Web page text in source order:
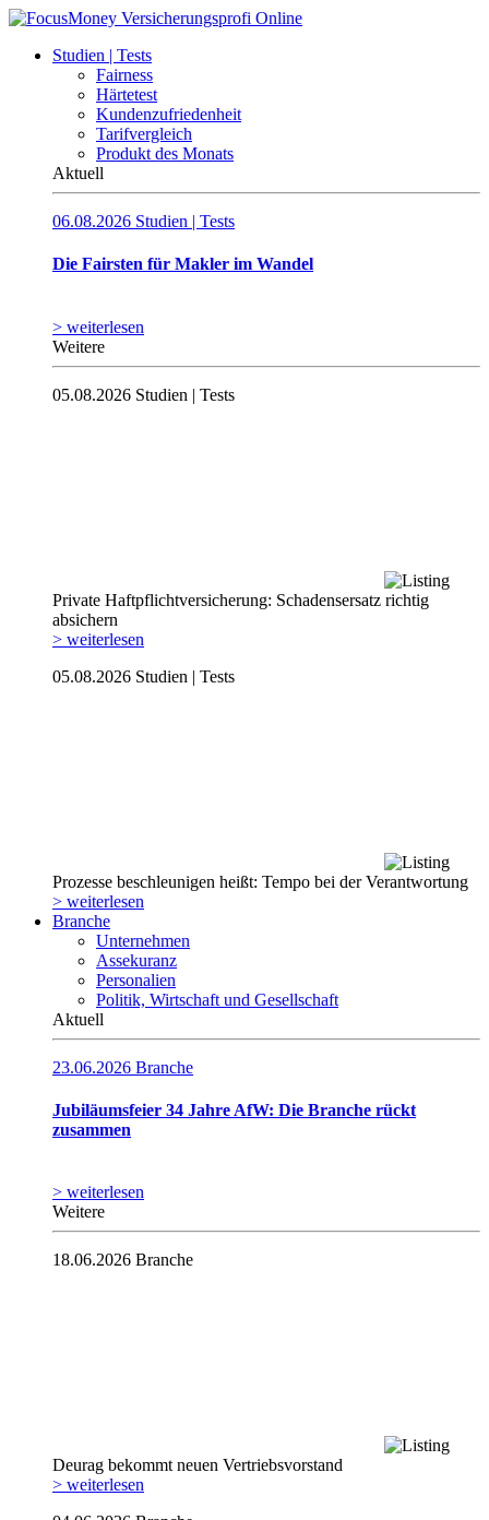
Studien | Tests
Fairness
Härtetest
Kundenzufriedenheit
Tarifvergleich
Produkt des Monats
Aktuell
06.08.2026 Studien | Tests
Die Fairsten für Makler im Wandel
> weiterlesen
Weitere
05.08.2026 Studien | Tests
Private Haftpflicht­versicherung: Schadensersatz richtig
absichern
> weiterlesen
05.08.2026 Studien | Tests
Prozesse beschleunigen heißt: Tempo bei der Verantwortung
> weiterlesen
Branche
Unternehmen
Assekuranz
Personalien
Politik, Wirtschaft und Gesellschaft
Aktuell
23.06.2026 Branche
Jubiläumsfeier 34 Jahre AfW: Die Branche rückt
zusammen
> weiterlesen
Weitere
18.06.2026 Branche
Deurag bekommt neuen Vertriebsvorstand
> weiterlesen